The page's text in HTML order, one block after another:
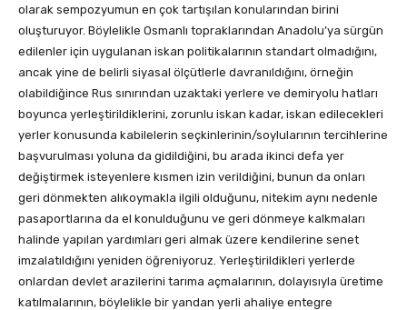
olarak sempozyumun en çok tartışılan konularından birini
oluşturuyor. Böylelikle Osmanlı topraklarından Anadolu’ya sürgün
edilenler için uygulanan iskan politikalarının standart olmadığını,
ancak yine de belirli siyasal ölçütlerle davranıldığını, örneğin
olabildiğince Rus sınırından uzaktaki yerlere ve demiryolu hatları
boyunca yerleştirildiklerini, zorunlu iskan kadar, iskan edilecekleri
yerler konusunda kabilelerin seçkinlerinin/soylularının tercihlerine
başvurulması yoluna da gidildiğini, bu arada ikinci defa yer
değiştirmek isteyenlere kısmen izin verildiğini, bunun da onları
geri dönmekten alıkoymakla ilgili olduğunu, nitekim aynı nedenle
pasaportlarına da el konulduğunu ve geri dönmeye kalkmaları
halinde yapılan yardımları geri almak üzere kendilerine senet
imzalatıldığını yeniden öğreniyoruz. Yerleştirildikleri yerlerde
onlardan devlet arazilerini tarıma açmalarının, dolayısıyla üretime
katılmalarının, böylelikle bir yandan yerli ahaliye entegre